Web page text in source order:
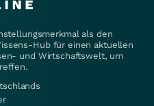
als den
Hub für einen aktuellen
und Wirtschaftswelt, um